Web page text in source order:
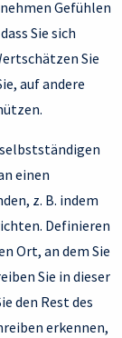
Gefühlen
Sie sich
Sie
auf andere
einen
z. B. indem
Definieren
Ort, an dem Sie
Sie in dieser
den Rest des
erkennen,